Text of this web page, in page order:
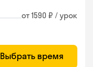
от 1590 ₽ / урок
Выбрать время